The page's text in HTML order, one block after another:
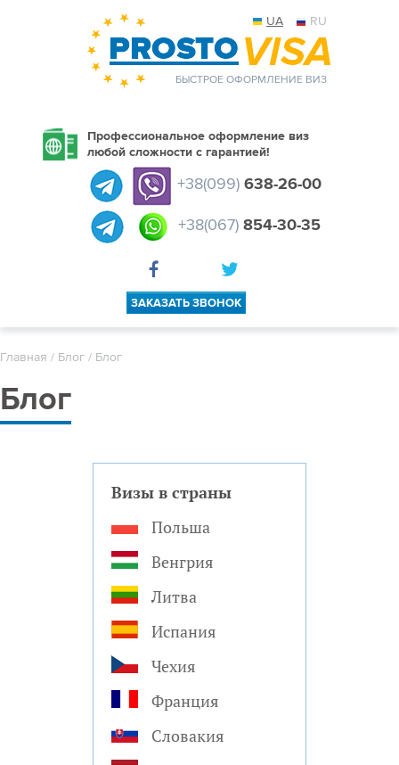
UA RU
БЫСТРОЕ ОФОРМЛЕНИЕ ВИЗ
Профессиональное оформление виз
любой сложности с гарантией!
+38(099) 638-26-00
+38(067) 854-30-35
ЗАКАЗАТЬ ЗВОНОК
Главная / Блог / Блог
Блог
Визы в страны
Польша
Венгрия
Литва
Испания
Чехия
Франция
Словакия